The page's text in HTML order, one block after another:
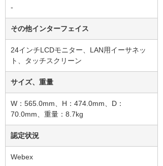
-
その他インターフェイス
24インチLCDモニター、LAN用イーサネッ
ト、タッチスクリーン
サイズ、重量
W：565.0mm、H：474.0mm、D：
70.0mm、重量：8.7kg
認定状況
Webex